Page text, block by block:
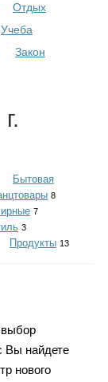
Отдых
Учеба
Закон
Бытовая
8
7
3
Продукты 13
выбор
Вы найдете
нового